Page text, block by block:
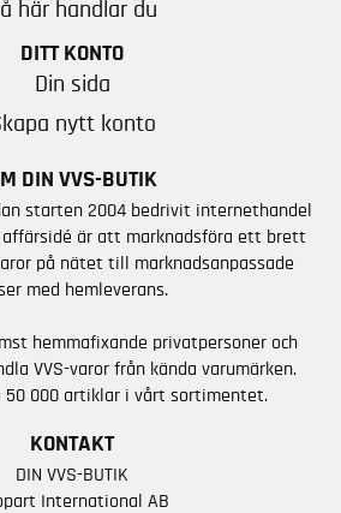
här handlar du
DITT KONTO
Din sida
nytt konto
DIN VVS-BUTIK
starten 2004 bedrivit internethandel
affärsidé är att marknadsföra ett brett
på nätet till marknadsanpassade
med hemleverans.
hemmafixande privatpersoner och
VVS-varor från kända varumärken.
50 000 artiklar i vårt sortimentet.
KONTAKT
DIN VVS-BUTIK
International AB